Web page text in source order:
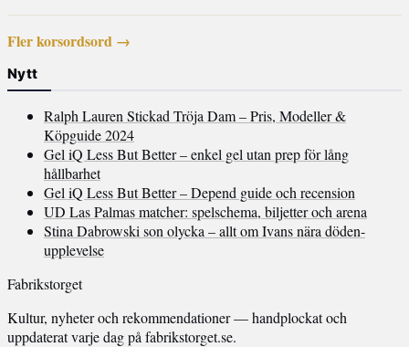
Fler korsordsord →
Nytt
Ralph Lauren Stickad Tröja Dam – Pris, Modeller &
Köpguide 2024
Gel iQ Less But Better – enkel gel utan prep för lång
hållbarhet
Gel iQ Less But Better – Depend guide och recension
UD Las Palmas matcher: spelschema, biljetter och arena
Stina Dabrowski son olycka – allt om Ivans nära döden-
upplevelse
Fabrikstorget
Kultur, nyheter och rekommendationer — handplockat och
uppdaterat varje dag på fabrikstorget.se.